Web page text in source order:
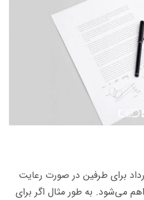
برای طرفین در صورت رعایت
می‌شود. به طور مثال اگر برای